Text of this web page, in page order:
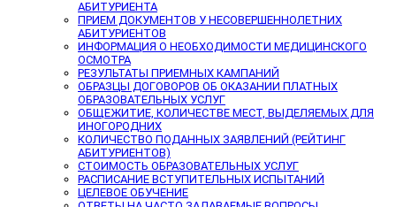
АБИТУРИЕНТА
ПРИЕМ ДОКУМЕНТОВ У НЕСОВЕРШЕННОЛЕТНИХ
АБИТУРИЕНТОВ
ИНФОРМАЦИЯ О НЕОБХОДИМОСТИ МЕДИЦИНСКОГО
ОСМОТРА
РЕЗУЛЬТАТЫ ПРИЕМНЫХ КАМПАНИЙ
ОБРАЗЦЫ ДОГОВОРОВ ОБ ОКАЗАНИИ ПЛАТНЫХ
ОБРАЗОВАТЕЛЬНЫХ УСЛУГ
ОБЩЕЖИТИЕ, КОЛИЧЕСТВЕ МЕСТ, ВЫДЕЛЯЕМЫХ ДЛЯ
ИНОГОРОДНИХ
КОЛИЧЕСТВО ПОДАННЫХ ЗАЯВЛЕНИЙ (РЕЙТИНГ
АБИТУРИЕНТОВ)
СТОИМОСТЬ ОБРАЗОВАТЕЛЬНЫХ УСЛУГ
РАСПИСАНИЕ ВСТУПИТЕЛЬНЫХ ИСПЫТАНИЙ
ЦЕЛЕВОЕ ОБУЧЕНИЕ